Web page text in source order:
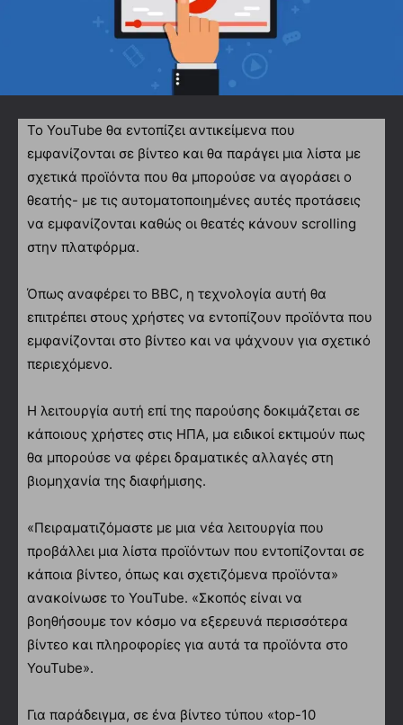
Το YouTube θα εντοπίζει αντικείμενα που
εμφανίζονται σε βίντεο και θα παράγει μια λίστα με
σχετικά προϊόντα που θα μπορούσε να αγοράσει ο
θεατής- με τις αυτοματοποιημένες αυτές προτάσεις
να εμφανίζονται καθώς οι θεατές κάνουν scrolling
στην πλατφόρμα.
Όπως αναφέρει το BBC, η τεχνολογία αυτή θα
επιτρέπει στους χρήστες να εντοπίζουν προϊόντα που
εμφανίζονται στο βίντεο και να ψάχνουν για σχετικό
περιεχόμενο.
Η λειτουργία αυτή επί της παρούσης δοκιμάζεται σε
κάποιους χρήστες στις ΗΠΑ, μα ειδικοί εκτιμούν πως
θα μπορούσε να φέρει δραματικές αλλαγές στη
βιομηχανία της διαφήμισης.
«Πειραματιζόμαστε με μια νέα λειτουργία που
προβάλλει μια λίστα προϊόντων που εντοπίζονται σε
κάποια βίντεο, όπως και σχετιζόμενα προϊόντα»
ανακοίνωσε το YouTube. «Σκοπός είναι να
βοηθήσουμε τον κόσμο να εξερευνά περισσότερα
βίντεο και πληροφορίες για αυτά τα προϊόντα στο
YouTube».
Για παράδειγμα, σε ένα βίντεο τύπου «top-10